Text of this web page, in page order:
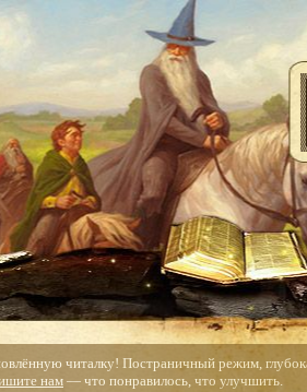
читалку! Постраничный режим,
нам— что понравилось, что улучшить.